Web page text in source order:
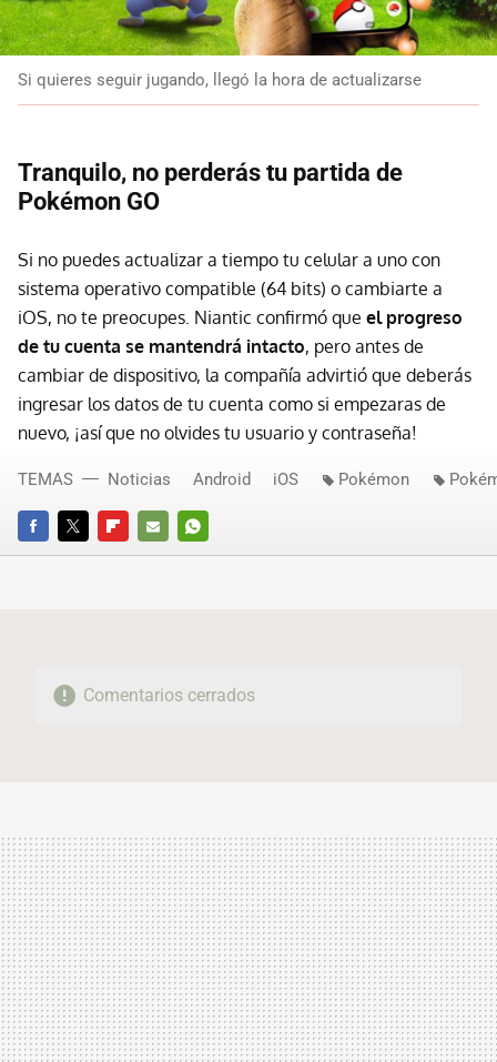
Si quieres seguir jugando, llegó la hora de actualizarse
Tranquilo, no perderás tu partida de
Pokémon GO
Si no puedes actualizar a tiempo tu celular a uno con
sistema operativo compatible (64 bits) o cambiarte a
iOS, no te preocupes. Niantic confirmó que el progreso
de tu cuenta se mantendrá intacto, pero antes de
cambiar de dispositivo, la compañía advirtió que deberás
ingresar los datos de tu cuenta como si empezaras de
nuevo, ¡así que no olvides tu usuario y contraseña!
FACEBOOKTWITTERFLIPBOARD
E-
WHATSAPP
TEMAS Noticias Android iOS Pokémon
Comentarios cerrados